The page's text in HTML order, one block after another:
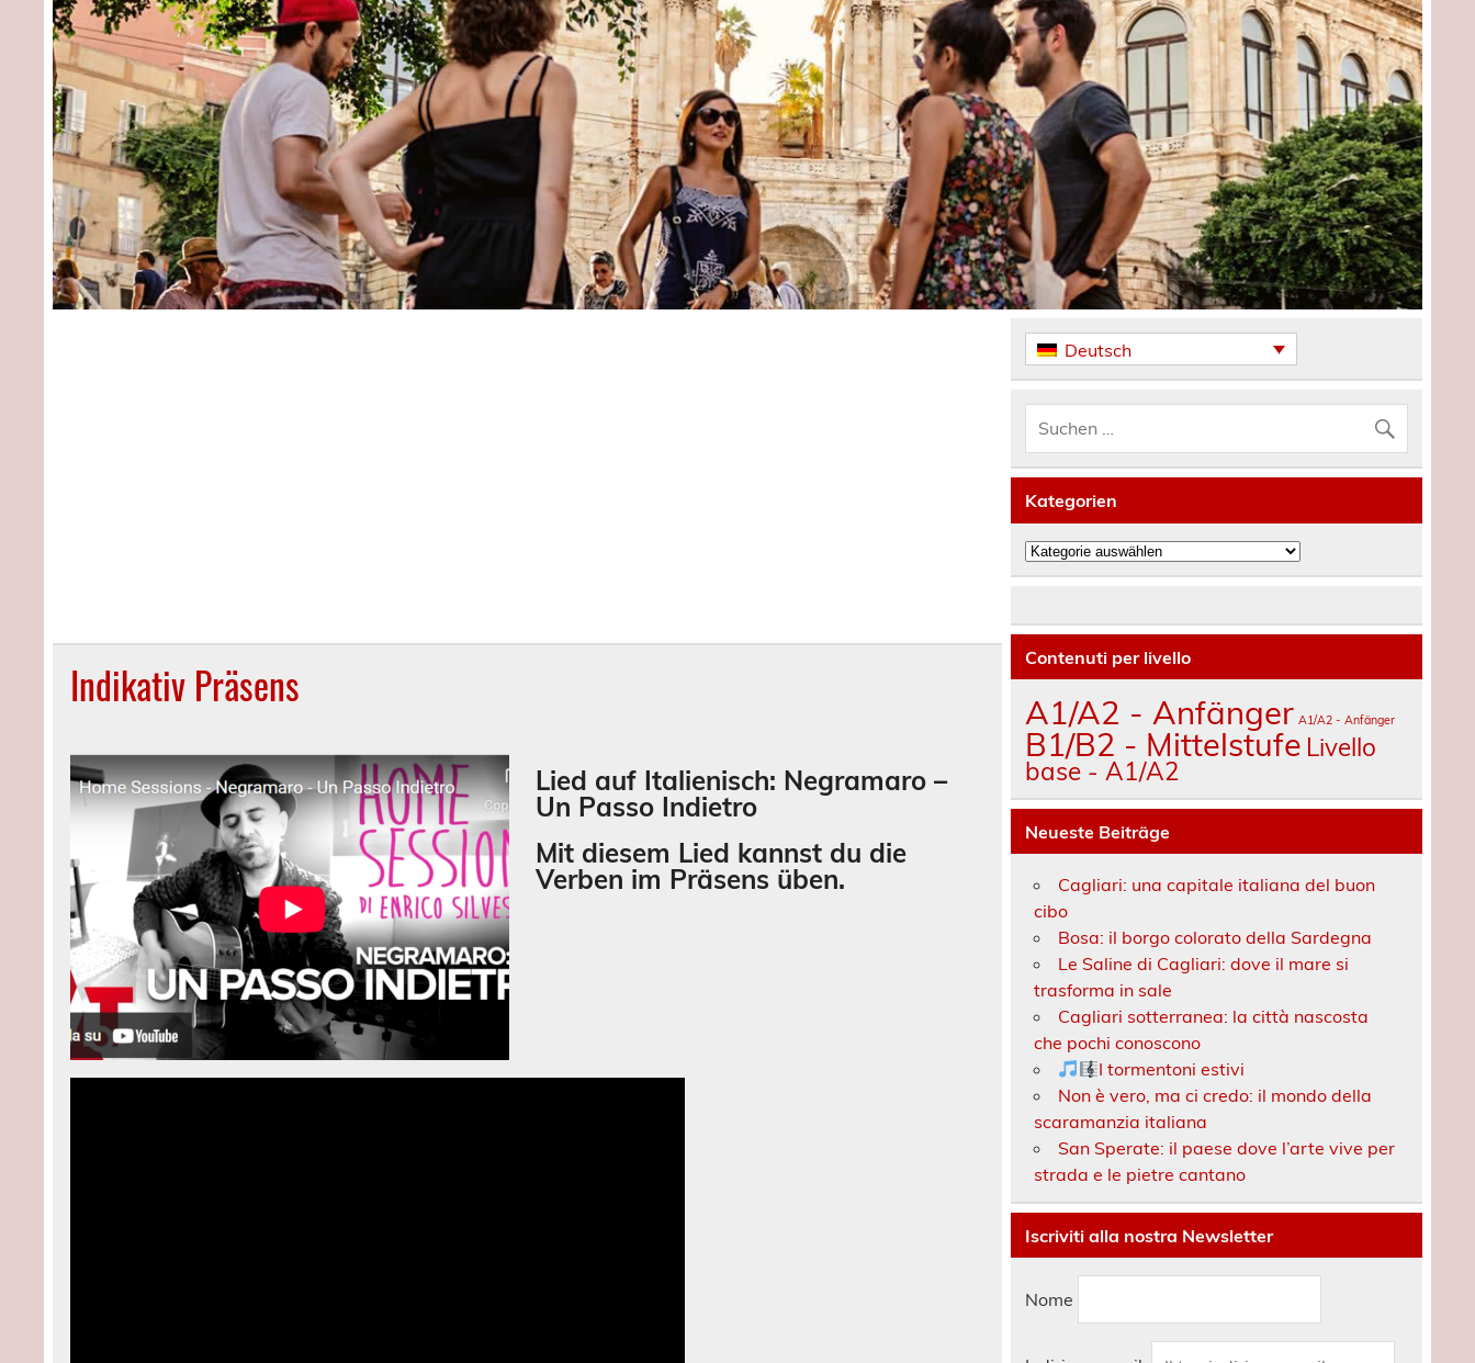
Indikativ Präsens
Lied auf Italienisch: Negramaro –
Un Passo Indietro
Mit diesem Lied kannst du die
Verben im Präsens üben.
Deutsch
Kategorien
Kategorien
Contenuti per livello
A1/A2 - Anfänger A1/A2 - Anfänger
B1/B2 - Mittelstufe Livello
base - A1/A2
Neueste Beiträge
Cagliari: una capitale italiana del buon
cibo
Bosa: il borgo colorato della Sardegna
Le Saline di Cagliari: dove il mare si
trasforma in sale
Cagliari sotterranea: la città nascosta
che pochi conoscono
I tormentoni estivi
Non è vero, ma ci credo: il mondo della
scaramanzia italiana
San Sperate: il paese dove l’arte vive per
strada e le pietre cantano
Iscriviti alla nostra Newsletter
Nome